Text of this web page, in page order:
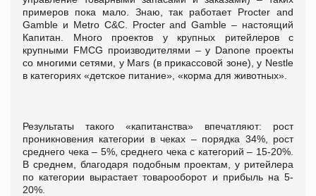
примеров пока мало. Знаю, так работает Procter and
Gamble и Metro C&C. Procter and Gamble – настоящий
Капитан. Много проектов у крупных ритейлеров с
крупными FMCG производителями – у Danone проекты
со многими сетями, у Mars (в прикассовой зоне), у Nestle
в категориях «детское питание», «корма для животных».
Результаты такого «капитанства» впечатляют: рост
проникновения категории в чеках – порядка 34%, рост
среднего чека – 5%, среднего чека с категорий – 15-20%.
В среднем, благодаря подобным проектам, у ритейлера
по категории вырастает товарооборот и прибыль на 5-
20%.